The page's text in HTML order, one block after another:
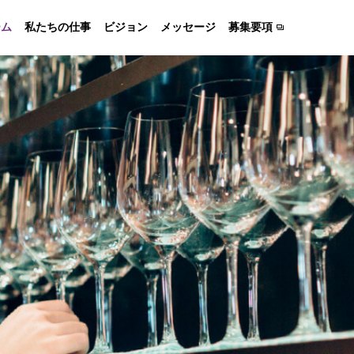
私たちの仕事 ビジョン メッセージ 募集要項